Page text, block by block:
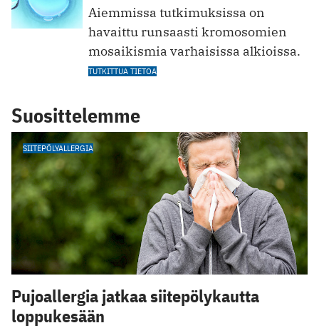
Aiemmissa tutkimuksissa on
havaittu runsaasti kromosomien
mosaikismia varhaisissa alkioissa.
TUTKITTUA TIETOA
Suosittelemme
SIITEPÖLYALLERGIA
Pujoallergia jatkaa siitepölykautta
loppukesään